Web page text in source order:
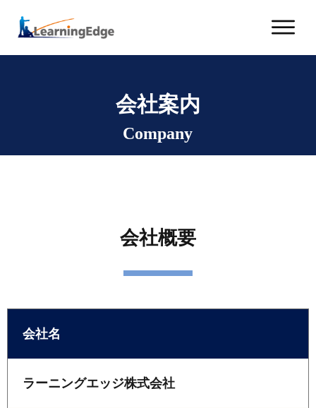
会社案内
Company
会社概要
会社名
ラーニングエッジ株式会社